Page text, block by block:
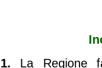
1. La Regione